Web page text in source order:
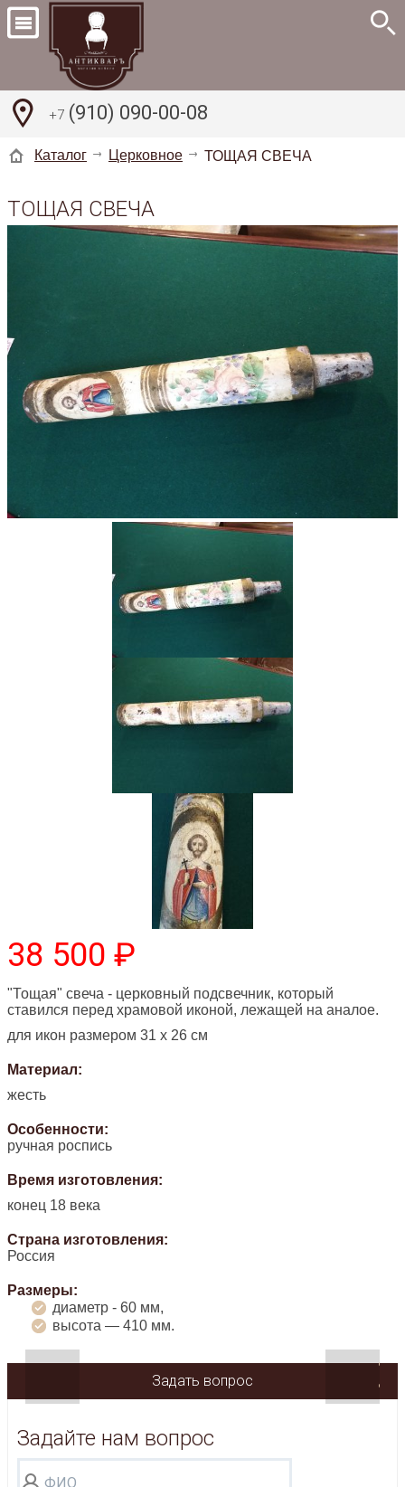
+7 (910) 090-00-08
Каталог Церковное ТОЩАЯ СВЕЧА
ТОЩАЯ СВЕЧА
38 500 ₽
"Тощая" свеча - церковный подсвечник, который
ставился перед храмовой иконой, лежащей на аналое.
для икон размером 31 х 26 см
Материал:
жесть
Особенности:
ручная роспись
Время изготовления:
конец 18 века
Страна изготовления:
Россия
Размеры:
диаметр - 60 мм,
высота — 410 мм.
Задать вопрос
Задайте нам вопрос
ФИО